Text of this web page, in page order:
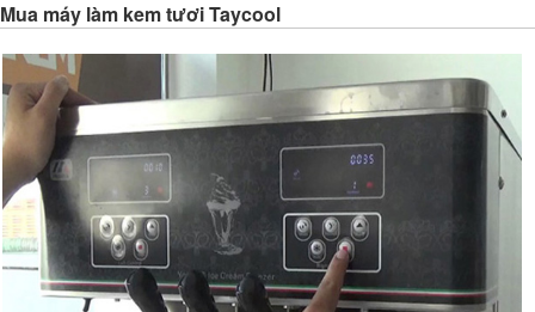
Mua máy làm kem tươi Taycool